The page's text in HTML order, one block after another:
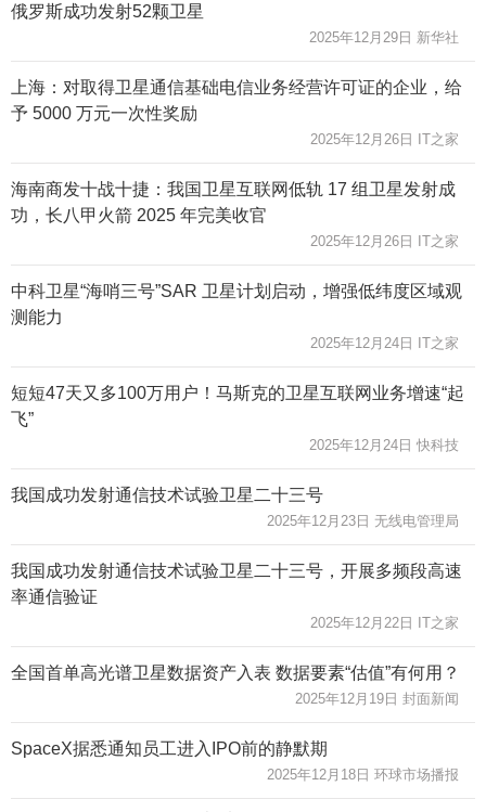
俄罗斯成功发射52颗卫星
2025年12月29日 新华社
上海：对取得卫星通信基础电信业务经营许可证的企业，给
予 5000 万元一次性奖励
2025年12月26日 IT之家
海南商发十战十捷：我国卫星互联网低轨 17 组卫星发射成
功，长八甲火箭 2025 年完美收官
2025年12月26日 IT之家
中科卫星“海哨三号”SAR 卫星计划启动，增强低纬度区域观
测能力
2025年12月24日 IT之家
短短47天又多100万用户！马斯克的卫星互联网业务增速“起
飞”
2025年12月24日 快科技
我国成功发射通信技术试验卫星二十三号
2025年12月23日 无线电管理局
我国成功发射通信技术试验卫星二十三号，开展多频段高速
率通信验证
2025年12月22日 IT之家
全国首单高光谱卫星数据资产入表 数据要素“估值”有何用？
2025年12月19日 封面新闻
SpaceX据悉通知员工进入IPO前的静默期
2025年12月18日 环球市场播报